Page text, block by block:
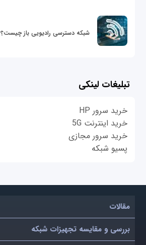
شبکه دسترسی رادیویی باز چیست؟
تبلیغات لینکی
خرید سرور HP
خرید اینترنت 5G
خرید سرور مجازی
پسیو شبکه
مقالات
بررسی و مقایسه تجهیزات شبکه